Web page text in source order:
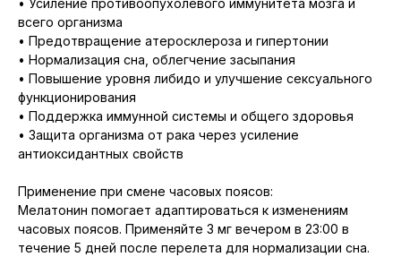
• Усиление противоопухолевого иммунитета мозга и
всего организма
• Предотвращение атеросклероза и гипертонии
• Нормализация сна, облегчение засыпания
• Повышение уровня либидо и улучшение сексуального
функционирования
• Поддержка иммунной системы и общего здоровья
• Защита организма от рака через усиление
антиоксидантных свойств
Применение при смене часовых поясов:
Мелатонин помогает адаптироваться к изменениям
часовых поясов. Применяйте 3 мг вечером в 23:00 в
течение 5 дней после перелета для нормализации сна.